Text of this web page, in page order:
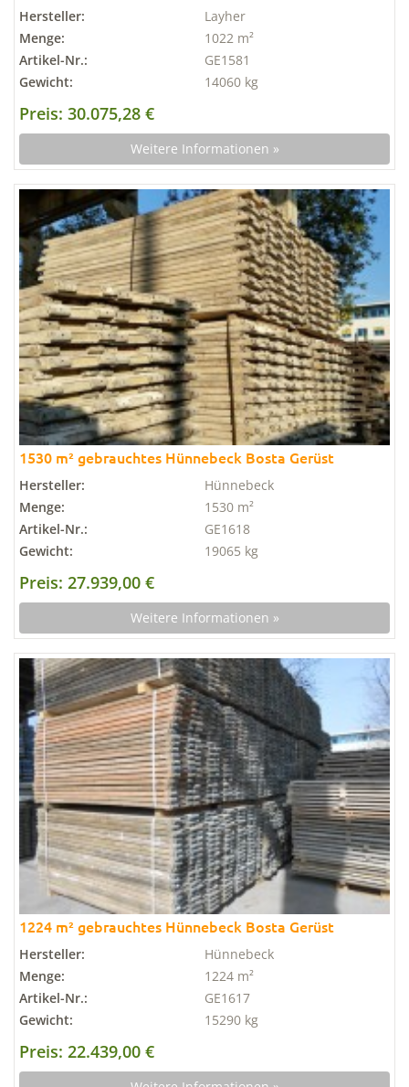
Hersteller:
Layher
Menge:
1022 m²
Artikel-Nr.:
GE1581
Gewicht:
14060 kg
Preis: 30.075,28 €
Weitere Informationen »
1530 m² gebrauchtes Hünnebeck Bosta Gerüst
Hersteller:
Hünnebeck
Menge:
1530 m²
Artikel-Nr.:
GE1618
Gewicht:
19065 kg
Preis: 27.939,00 €
Weitere Informationen »
1224 m² gebrauchtes Hünnebeck Bosta Gerüst
Hersteller:
Hünnebeck
Menge:
1224 m²
Artikel-Nr.:
GE1617
Gewicht:
15290 kg
Preis: 22.439,00 €